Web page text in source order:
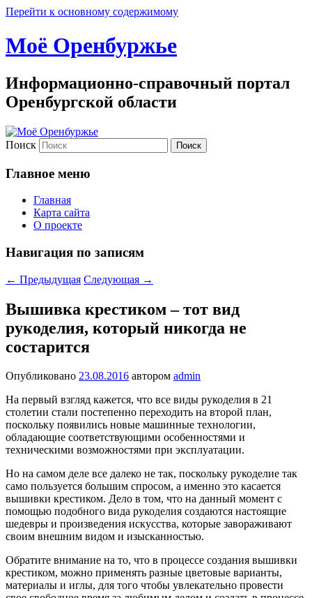
Перейти к основному содержимому
Моё Оренбуржье
Информационно-справочный портал
Оренбургской области
Поиск
Главное меню
Главная
Карта сайта
О проекте
Навигация по записям
← Предыдущая Следующая →
Вышивка крестиком – тот вид
рукоделия, который никогда не
состарится
Опубликовано 23.08.2016 автором admin
На первый взгляд кажется, что все виды рукоделия в 21
столетии стали постепенно переходить на второй план,
поскольку появились новые машинные технологии,
обладающие соответствующими особенностями и
техническими возможностями при эксплуатации.
Но на самом деле все далеко не так, поскольку рукоделие так
само пользуется большим спросом, а именно это касается
вышивки крестиком. Дело в том, что на данный момент с
помощью подобного вида рукоделия создаются настоящие
шедевры и произведения искусства, которые завораживают
своим внешним видом и изысканностью.
Обратите внимание на то, что в процессе создания вышивки
крестиком, можно применять разные цветовые варианты,
материалы и иглы, для того чтобы увлекательно провести